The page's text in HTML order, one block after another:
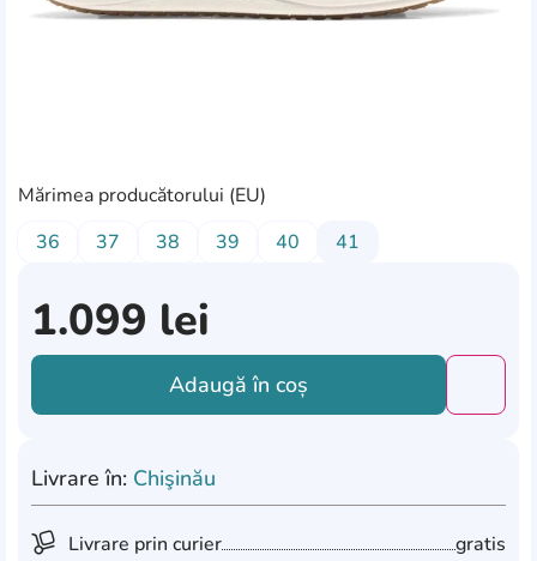
Mărimea producătorului (EU)
36
37 38 39 40 41
1.099 lei
Adaugă în coș
Livrare în: Chişinău
Livrare prin curier gratis